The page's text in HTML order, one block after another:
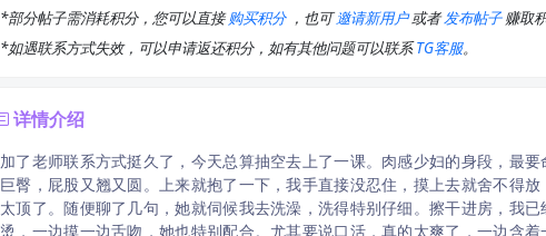
*部分帖子需消耗积分，您可以直接购买积分 ，也可邀请新用户或者发布帖子赚取
*如遇联系方式失效，可以申请返还积分，如有其他问题可以联系TG客服。
详情介绍
加了老师联系方式挺久了，今天总算抽空去上了一课。肉感少妇的身段，最要
巨臀，屁股又翘又圆。上来就抱了一下，我手直接没忍住，摸上去就舍不得放
太顶了。随便聊了几句，她就伺候我去洗澡，洗得特别仔细。擦干进房，我已
烫，一边摸一边舌吻，她也特别配合。尤其要说口活，真的太爽了，一边含着